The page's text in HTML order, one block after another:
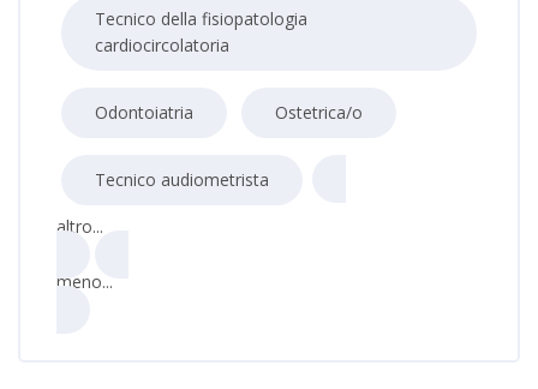
Tecnico della fisiopatologia
cardiocircolatoria
Odontoiatria Ostetrica/o
Tecnico audiometrista
altro...
meno...